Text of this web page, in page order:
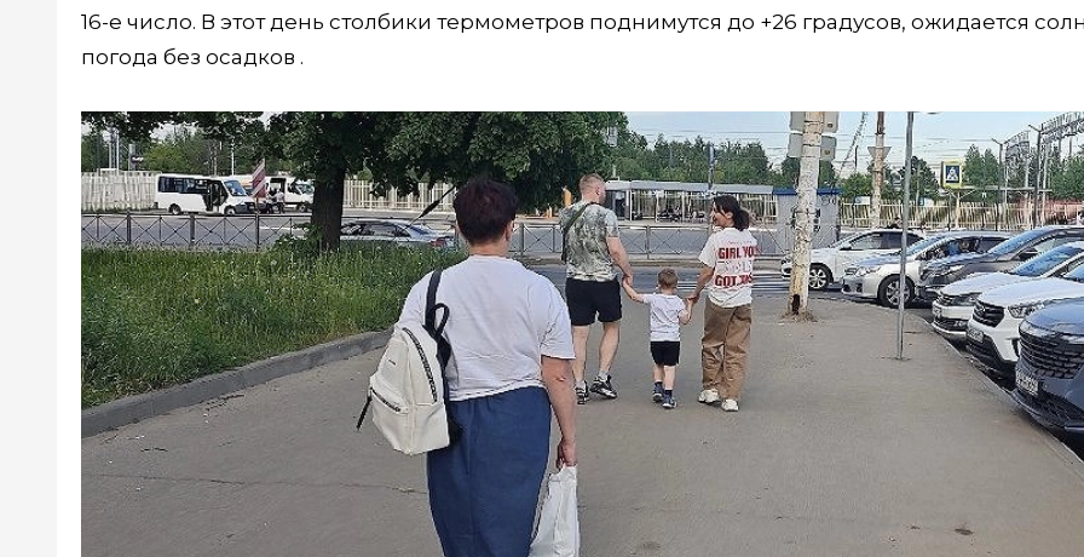
16-е число. В этот день столбики термометров поднимутся до +26 градусов, ожидается
погода без осадков .